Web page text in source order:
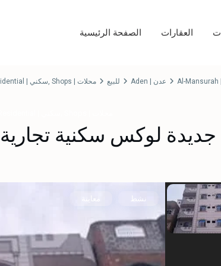
الصفحة الرئيسية العقارات
Residential | سكني, Shops | محلات للبيع Aden | عدن
جديدة لوكس سكنية
نشط